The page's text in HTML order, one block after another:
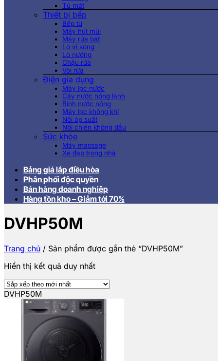
Tủ mát
Thiết bị bếp
Bếp từ
Máy hút mùi
Máy rửa bát
Lò vi sóng
Lò nướng
Chậu rửa
Vòi rửa
Điện gia dụng
Máy lọc nước
Cây nước nóng lạnh
Bình nước nóng
Máy lọc không khí
Nồi áp suất
Nồi chiên không dầu
Sức khỏe
Máy massage
Xe đạp trong nhà
Bảng giá lắp điều hòa
Phân phối độc quyền
Bán hàng doanh nghiệp
Hàng tồn kho – Giảm tới 70%
DVHP50M
Trang chủ / Sản phẩm được gắn thẻ “DVHP50M”
Hiển thị kết quả duy nhất
DVHP50M